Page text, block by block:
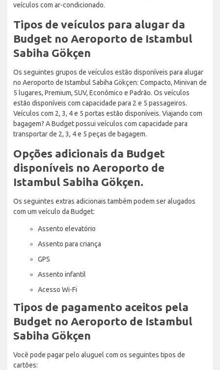
veículos com ar-condicionado.
Tipos de veículos para alugar da
Budget no Aeroporto de Istambul
Sabiha Gökçen
Os seguintes grupos de veículos estão disponíveis para alugar
no Aeroporto de Istambul Sabiha Gökçen: Compacto, Minivan de
5 lugares, Premium, SUV, Econômico e Padrão. Os veículos
estão disponíveis com capacidade para 2 e 5 passageiros.
Veículos com 2, 3, 4 e 5 portas estão disponíveis. Viajando com
bagagem? A Budget possui veículos com capacidade para
transportar de 2, 3, 4 e 5 peças de bagagem.
Opções adicionais da Budget
disponíveis no Aeroporto de
Istambul Sabiha Gökçen.
Os seguintes extras adicionais também podem ser alugados
com um veículo da Budget:
Assento elevatório
Assento para criança
GPS
Assento infantil
Acesso Wi-Fi
Tipos de pagamento aceitos pela
Budget no Aeroporto de Istambul
Sabiha Gökçen
Você pode pagar pelo aluguel com os seguintes tipos de
cartões: